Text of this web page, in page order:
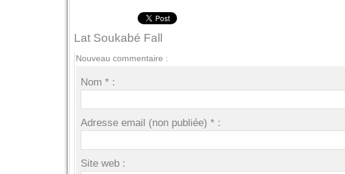
Lat Soukabé Fall
Nouveau commentaire :
Nom * :
Adresse email (non publiée) * :
Site web :